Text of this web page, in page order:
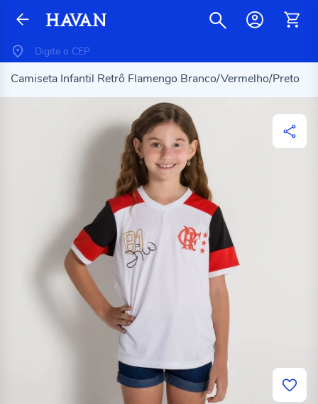
Camiseta Infantil Retrô Flamengo Branco/Vermelho/Preto